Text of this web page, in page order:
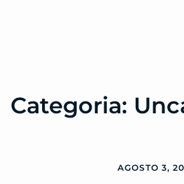
Categoria:
AGOSTO 3,